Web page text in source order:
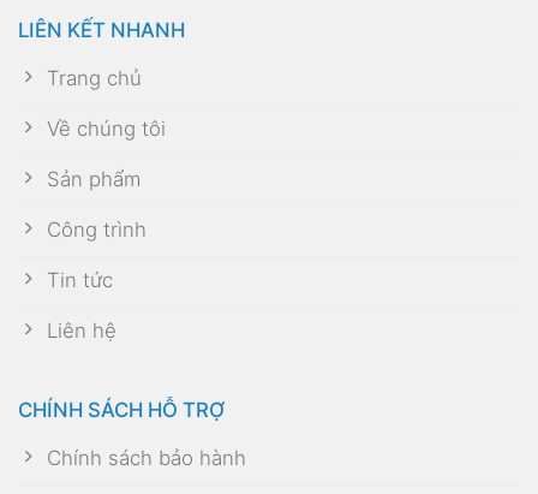
LIÊN KẾT NHANH
Trang chủ
Về chúng tôi
Sản phẩm
Công trình
Tin tức
Liên hệ
CHÍNH SÁCH HỖ TRỢ
Chính sách bảo hành